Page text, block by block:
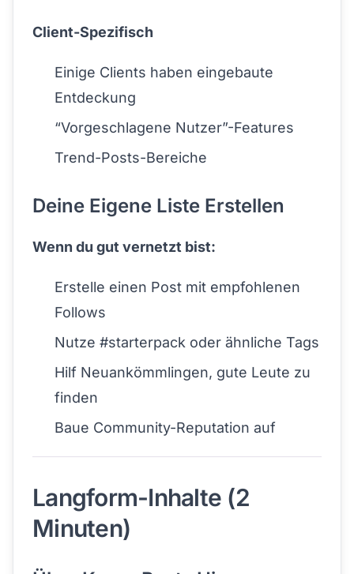
Client-Spezifisch
Einige Clients haben eingebaute
Entdeckung
“Vorgeschlagene Nutzer”-Features
Trend-Posts-Bereiche
Deine Eigene Liste Erstellen
Wenn du gut vernetzt bist:
Erstelle einen Post mit empfohlenen
Follows
Nutze #starterpack oder ähnliche Tags
Hilf Neuankömmlingen, gute Leute zu
finden
Baue Community-Reputation auf
Langform-Inhalte (2
Minuten)